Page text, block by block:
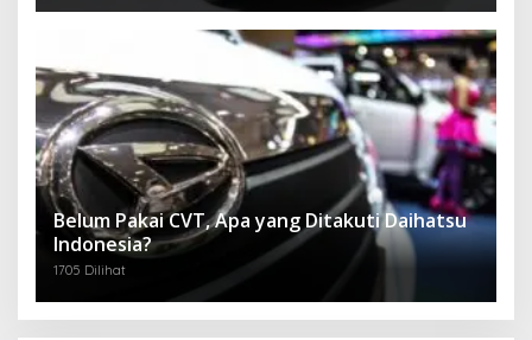
Belum Pakai CVT, Apa yang Ditakuti Daihatsu
Indonesia?
1705 Dilihat